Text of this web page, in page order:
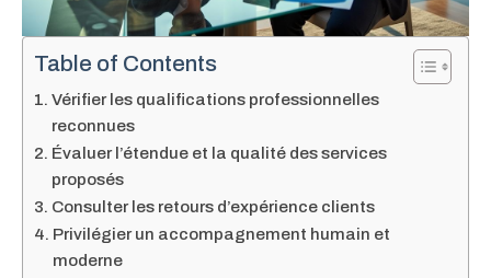
Table of Contents
Vérifier les qualifications professionnelles
reconnues
Évaluer l’étendue et la qualité des services
proposés
Consulter les retours d’expérience clients
Privilégier un accompagnement humain et
moderne